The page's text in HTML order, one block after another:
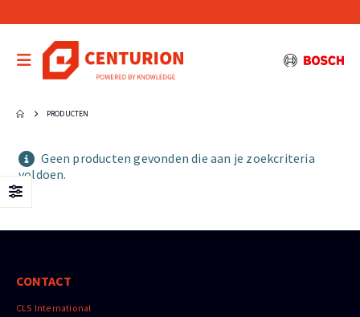
PRODUCTEN
Geen producten gevonden die aan je zoekcriteria
voldoen.
CONTACT
CLS International